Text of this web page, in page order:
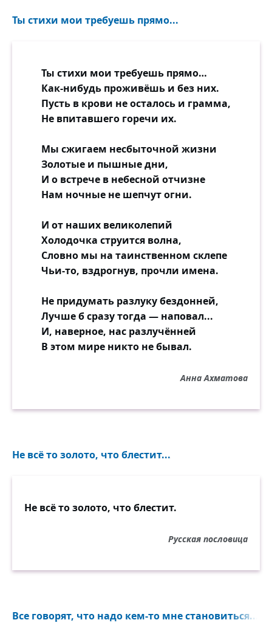
Ты стихи мои требуешь прямо...
Ты стихи мои требуешь прямо…
Как-нибудь проживёшь и без них.
Пусть в крови не осталось и грамма,
Не впитавшего горечи их.
Мы сжигаем несбыточной жизни
Золотые и пышные дни,
И о встрече в небесной отчизне
Нам ночные не шепчут огни.
И от наших великолепий
Холодочка струится волна,
Словно мы на таинственном склепе
Чьи-то, вздрогнув, прочли имена.
Не придумать разлуку бездонней,
Лучше б сразу тогда — наповал...
И, наверное, нас разлучённей
В этом мире никто не бывал.
Анна Ахматова
Не всё то золото, что блестит...
Не всё то золото, что блестит.
Русская пословица
Все говорят, что надо кем-то мне становиться...